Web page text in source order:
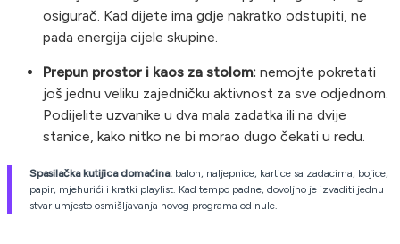
osigurač. Kad dijete ima gdje nakratko odstupiti, ne
pada energija cijele skupine.
Prepun prostor i kaos za stolom: nemojte pokretati
još jednu veliku zajedničku aktivnost za sve odjednom.
Podijelite uzvanike u dva mala zadatka ili na dvije
stanice, kako nitko ne bi morao dugo čekati u redu.
Spasilačka kutijica domaćina: balon, naljepnice, kartice sa zadacima, bojice,
papir, mjehurići i kratki playlist. Kad tempo padne, dovoljno je izvaditi jednu
stvar umjesto osmišljavanja novog programa od nule.